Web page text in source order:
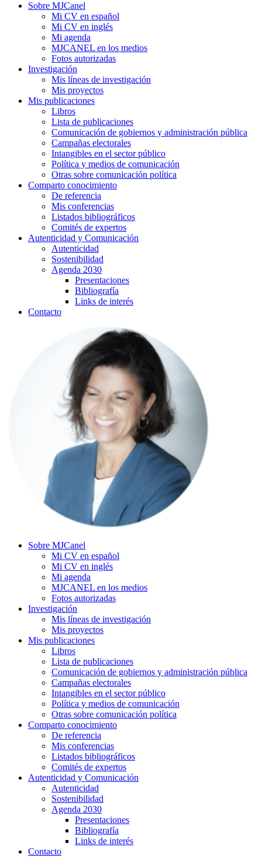
Sobre MJCanel
Mi CV en español
Mi CV en inglés
Mi agenda
MJCANEL en los medios
Fotos autorizadas
Investigación
Mis líneas de investigación
Mis proyectos
Mis publicaciones
Libros
Lista de publicaciones
Comunicación de gobiernos y administración pública
Campañas electorales
Intangibles en el sector público
Política y medios de comunicación
Otras sobre comunicación política
Comparto conocimiento
De referencia
Mis conferencias
Listados bibliográficos
Comités de expertos
Autenticidad y Comunicación
Autenticidad
Sostenibilidad
Agenda 2030
Presentaciones
Bibliografía
Links de interés
Contacto
Sobre MJCanel
Mi CV en español
Mi CV en inglés
Mi agenda
MJCANEL en los medios
Fotos autorizadas
Investigación
Mis líneas de investigación
Mis proyectos
Mis publicaciones
Libros
Lista de publicaciones
Comunicación de gobiernos y administración pública
Campañas electorales
Intangibles en el sector público
Política y medios de comunicación
Otras sobre comunicación política
Comparto conocimiento
De referencia
Mis conferencias
Listados bibliográficos
Comités de expertos
Autenticidad y Comunicación
Autenticidad
Sostenibilidad
Agenda 2030
Presentaciones
Bibliografía
Links de interés
Contacto